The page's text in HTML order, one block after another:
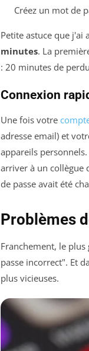
Créez un mot de
Petite astuce que j'ai
minutes. La
: 20 minutes de
Connexion
Une fois votre
adresse email) et
appareils
arriver à un collègue
de passe avait été
Problèmes
Franchement, le plus
passe incorrect". Et
plus vicieuses.